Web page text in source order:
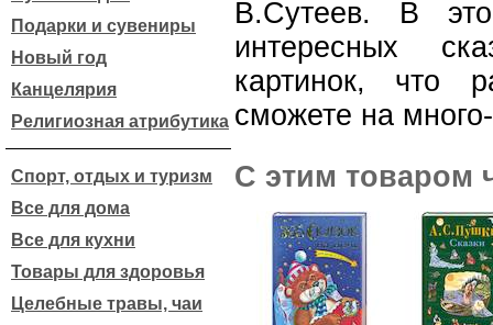
Подарки и сувениры
Новый год
Канцелярия
Религиозная атрибутика
Спорт, отдых и туризм
Все для дома
Все для кухни
Товары для здоровья
Целебные травы, чаи
В.Сутеев. В
интересных
картинок, что
сможете на
С этим товаром